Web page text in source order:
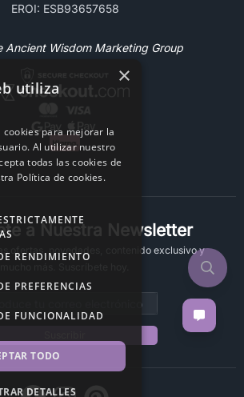
EROI: ESB93657658
Ancient Wisdom Marketing Group
a Nuestra Newsletter
ofertas, novedades, contenido exclusivo y
×
utiliza
cookies para mejorar la
Al utilizar nuestro
todas las cookies de
Política de cookies.
RENDIMIENTO
PREFERENCIAS
FUNCIONALIDAD
TODO
DETALLES